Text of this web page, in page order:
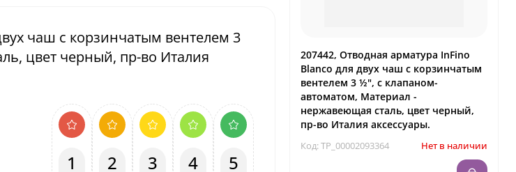
чаш с корзинчатым вентелем 3
цвет черный, пр-во Италия
1 2 3 4 5
207442, Отводная арматура InFino
Blanco для двух чаш с корзинчатым
вентелем 3 ½", с клапаном-
автоматом, Материал -
нержавеющая сталь, цвет черный,
пр-во Италия аксессуары.
Код: TP_00002093364 Нет в наличии